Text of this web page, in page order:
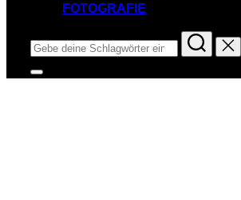
FOTOGRAFIE
Suchen
nach:
Seitenleiste